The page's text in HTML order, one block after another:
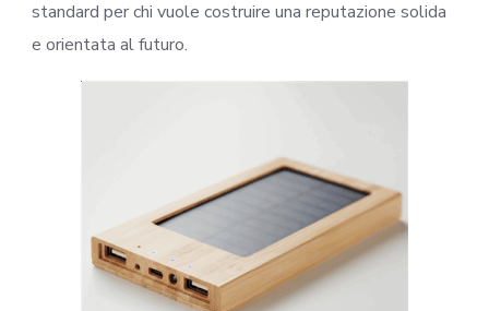
standard per chi vuole costruire una reputazione solida
e orientata al futuro.